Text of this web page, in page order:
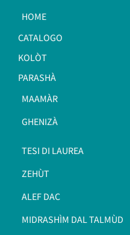
HOME
CATALOGO
KOLÒT
PARASHÀ
MAAMÀR
GHENIZÀ
TESI DI LAUREA
ZEHÙT
ALEF DAC
MIDRASHÌM DAL TALMÙD